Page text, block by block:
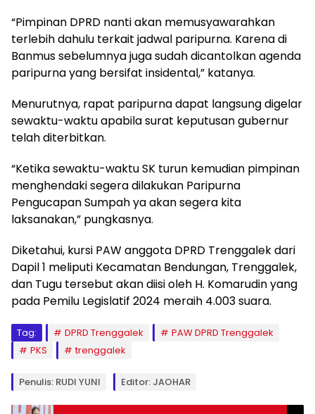
“Pimpinan DPRD nanti akan memusyawarahkan
terlebih dahulu terkait jadwal paripurna. Karena di
Banmus sebelumnya juga sudah dicantolkan agenda
paripurna yang bersifat insidental,” katanya.
Menurutnya, rapat paripurna dapat langsung digelar
sewaktu-waktu apabila surat keputusan gubernur
telah diterbitkan.
“Ketika sewaktu-waktu SK turun kemudian pimpinan
menghendaki segera dilakukan Paripurna
Pengucapan Sumpah ya akan segera kita
laksanakan,” pungkasnya.
Diketahui, kursi PAW anggota DPRD Trenggalek dari
Dapil 1 meliputi Kecamatan Bendungan, Trenggalek,
dan Tugu tersebut akan diisi oleh H. Komarudin yang
pada Pemilu Legislatif 2024 meraih 4.003 suara.
Tag: DPRD Trenggalek
PAW DPRD Trenggalek
PKS
trenggalek
Penulis: RUDI YUNI Editor: JAOHAR